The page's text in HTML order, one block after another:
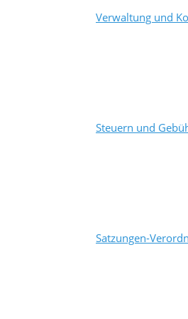
Verwaltung und
Steuern und
Satzungen-